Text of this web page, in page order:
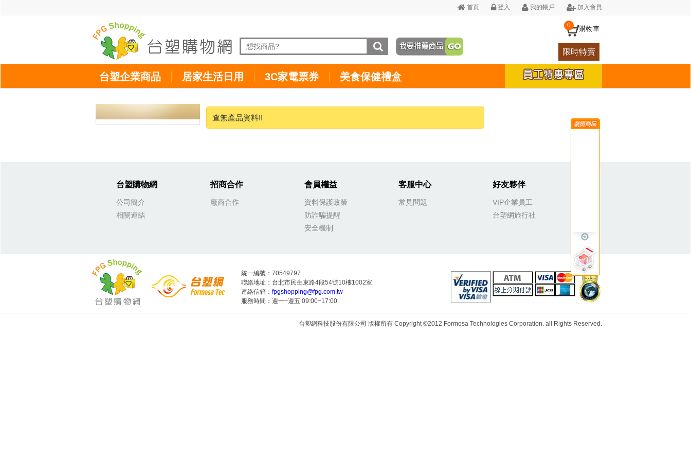
首頁 登入 我的帳戶 加入會員
0 購物車
限時特賣
台塑企業商品 居家生活日用 3C家電票券 美食保健禮盒
查無產品資料!!
台塑購物網
公司簡介
相關連結
招商合作
廠商合作
會員權益
資料保護政策
防詐騙提醒
安全機制
客服中心
常見問題
好友夥伴
VIP企業員工
台塑網旅行社
統一編號：70549797
聯絡地址：台北市民生東路4段54號10樓1002室
連絡信箱： fpgshopping@fpg.com.tw
服務時間：週一~週五 09:00~17:00
台塑網科技股份有限公司 版權所有 Copyright ©2012 Formosa Technologies Corporation. all Rights Reserved.